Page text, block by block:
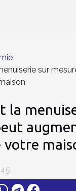
sur
la
votre